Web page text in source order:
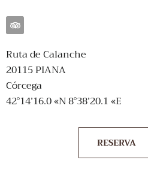
Ruta de Calanche
20115 PIANA
Córcega
42°14’16.0 «N 8°38’20.1 «E
RESERVA